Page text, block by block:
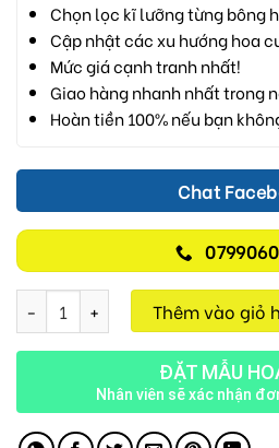
Chọn lọc kĩ lưỡng từng bông
Cập nhật các xu hướng hoa
Mức giá cạnh tranh nhất!
Giao hàng nhanh nhất trong
Hoàn tiền 100% nếu bạn
Chat
Tình Yêu Vĩnh Cửu V01 số lượng
Thêm vào giỏ
ĐẶT MẪU
Nhân viên sẽ xác nhận